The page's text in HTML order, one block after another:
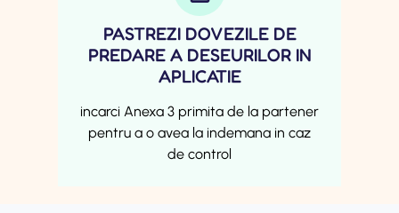
PASTREZI DOVEZILE DE
PREDARE A DESEURILOR IN
APLICATIE
incarci Anexa 3 primita de la partener
pentru a o avea la indemana in caz
de control